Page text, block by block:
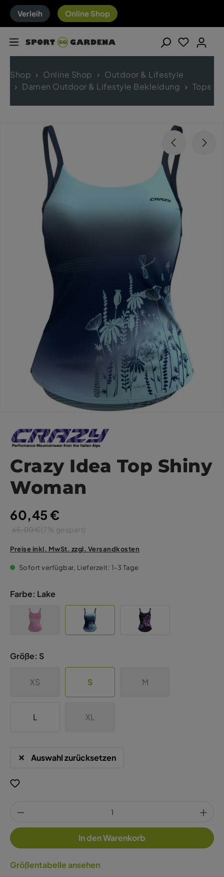
Verleih Online Shop
Shop Online Shop
Outdoor & Lifestyle
Damen Outdoor & Lifestyle Bekleidung
Tops
Crazy Idea Top Shiny
Woman
60,45 €
65,00 €(7% gespart)
Preise inkl. MwSt. zzgl. Versandkosten
Sofort verfügbar, Lieferzeit: 1-3 Tage
Farbe: Lake
Größe: S
XS S M
L XL
Auswahl zurücksetzen
In den Warenkorb
Größentabelle ansehen